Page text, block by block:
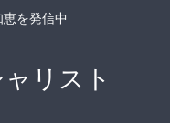
を発信中
リスト